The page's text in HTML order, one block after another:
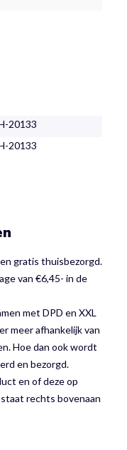
20133
20133
gratis thuisbezorgd.
van €6,45- in de
met DPD en XXL
meer afhankelijk van
Hoe dan ook wordt
en bezorgd.
en of deze op
rechts bovenaan